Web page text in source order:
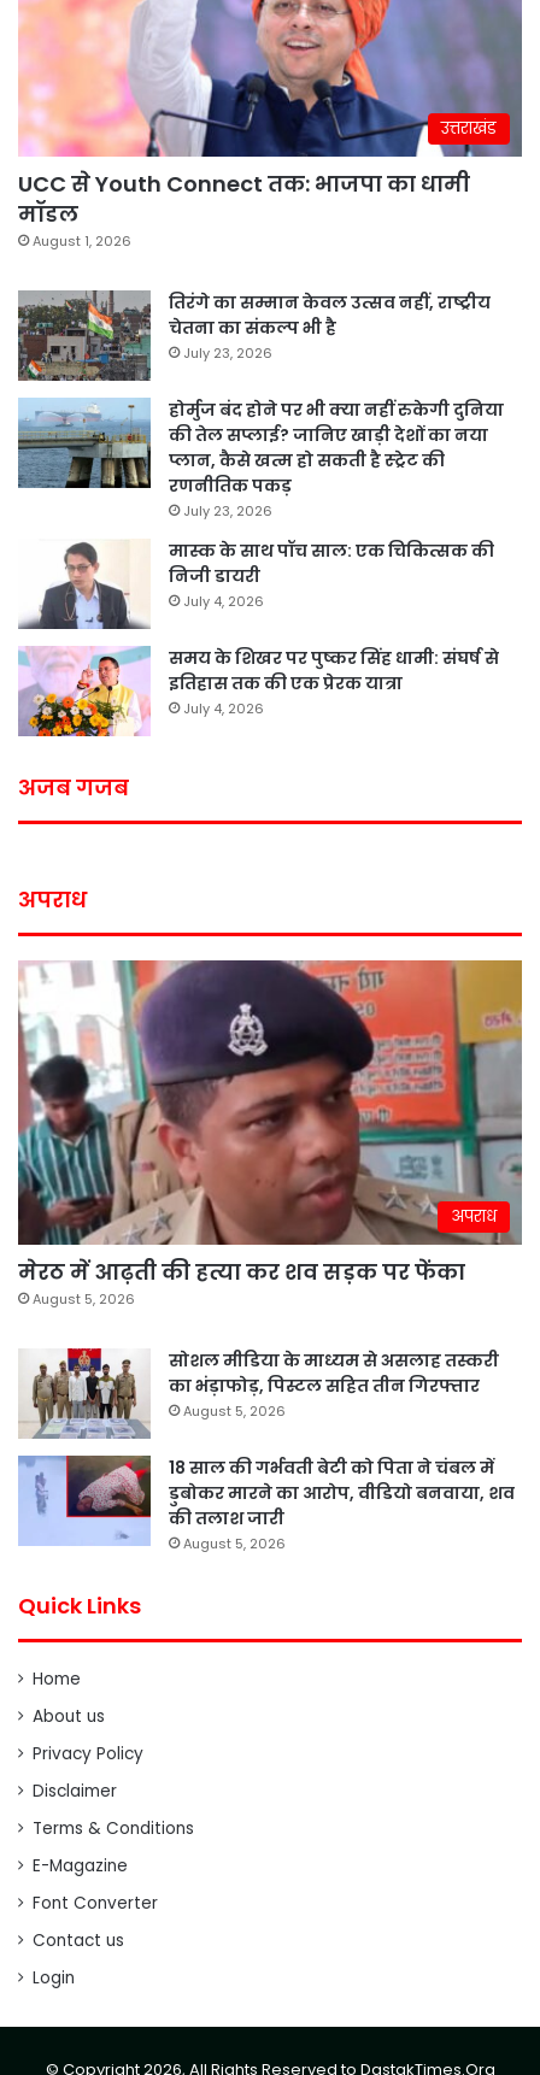
उत्तराखंड
UCC से Youth Connect तक: भाजपा का धामी
मॉडल
August 1, 2026
तिरंगे का सम्मान केवल उत्सव नहीं, राष्ट्रीय
चेतना का संकल्प भी है
July 23, 2026
होर्मुज बंद होने पर भी क्या नहीं रुकेगी दुनिया
की तेल सप्लाई? जानिए खाड़ी देशों का नया
प्लान, कैसे खत्म हो सकती है स्ट्रेट की
रणनीतिक पकड़
July 23, 2026
मास्क के साथ पॉच साल: एक चिकित्सक की
निजी डायरी
July 4, 2026
समय के शिखर पर पुष्कर सिंह धामी: संघर्ष से
इतिहास तक की एक प्रेरक यात्रा
July 4, 2026
अजब गजब
अपराध
अपराध
मेरठ में आढ़ती की हत्या कर शव सड़क पर फेंका
August 5, 2026
सोशल मीडिया के माध्यम से असलाह तस्करी
का भंड़ाफोड़, पिस्टल सहित तीन गिरफ्तार
August 5, 2026
18 साल की गर्भवती बेटी को पिता ने चंबल में
डुबोकर मारने का आरोप, वीडियो बनवाया, शव
की तलाश जारी
August 5, 2026
Quick Links
Home
About us
Privacy Policy
Disclaimer
Terms & Conditions
E-Magazine
Font Converter
Contact us
Login
© Copyright 2026, All Rights Reserved to DastakTimes.Org